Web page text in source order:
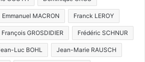
Emmanuel MACRON Franck LEROY
François GROSDIDIER Frédéric SCHNUR
Luc BOHL Jean-Marie RAUSCH